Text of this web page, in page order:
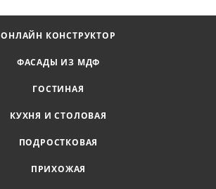
ОНЛАЙН КОНСТРУКТОР
ФАСАДЫ ИЗ МДФ
ГОСТИНАЯ
КУХНЯ И СТОЛОВАЯ
ПОДРОСТКОВАЯ
ПРИХОЖАЯ